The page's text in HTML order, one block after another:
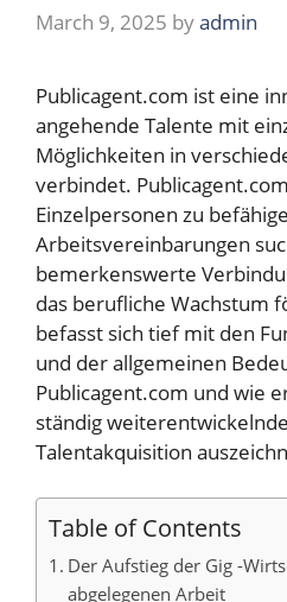
March 9, 2025 byadmin
Publicagent.com ist eine
angehende Talente mit
Möglichkeiten in
verbindet.
Einzelpersonen zu
Arbeitsvereinbarungen
bemerkenswerte
das berufliche Wachstum
befasst sich tief mit den
und der allgemeinen
Publicagent.com und wie
ständig
Talentakquisition
Table of Contents
Der Aufstieg der Gig -
abgelegenen Arbeit